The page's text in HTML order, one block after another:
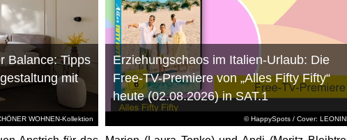
WOHNEN-Kollektion
Balance: Tipps
mit
© HappySpots / Cover:
Erziehungschaos im Italien-Urlaub: Die
Free-TV-Premiere von „Alles Fifty Fifty“
heute (02.08.2026) in SAT.1